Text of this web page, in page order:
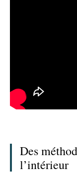
Des
l’intérieur